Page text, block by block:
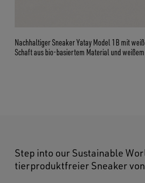
Nachhaltiger Sneaker Yatay Model 1B mit
Schaft aus bio-basiertem Material und
Step into our Sustainable
tierproduktfreier Sneaker